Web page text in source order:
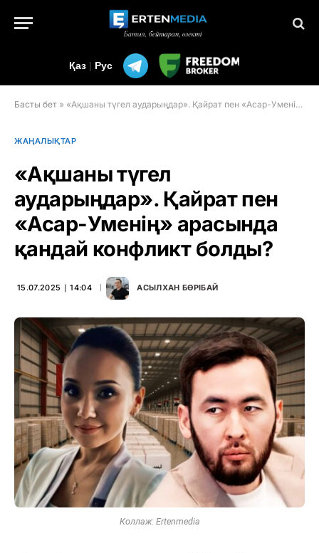
Қаз | Рус
Басты бет » «Ақшаны түгел аударыңдар». Қайрат пен «Асар-Уменің» арасында қандай конфликт болды?
ЖАҢАЛЫҚТАР
«Ақшаны түгел
аударыңдар». Қайрат пен
«Асар-Уменің» арасында
қандай конфликт болды?
15.07.2025 ∣ 14:04 АСЫЛХАН БӨРІБАЙ
Коллаж: Ertenmedia